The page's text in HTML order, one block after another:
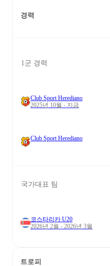
경력
1군 경력
Club Sport Herediano
2025년 10월 - 지금
Club Sport Herediano
국가대표 팀
코스타리카 U20
2026년 2월 - 2026년 3월
트로피